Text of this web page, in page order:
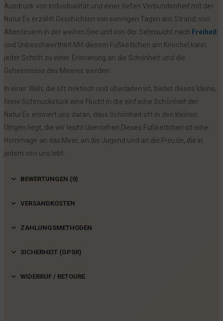
Ausdruck von Individualität und einer tiefen Verbundenheit mit der
Natur.Es erzählt Geschichten von sonnigen Tagen am Strand, von
Abenteuern in der weiten See und von der Sehnsucht nach Freiheit
und Unbeschwertheit.Mit diesem Fußkettchen am Knöchel kann
jeder Schritt zu einer Erinnerung an die Schönheit und die
Geheimnisse des Meeres werden.
In einer Welt, die oft hektisch und überladen ist, bietet dieses kleine,
feine Schmuckstück eine Flucht in die einfache Schönheit der
Natur.Es erinnert uns daran, dass Schönheit oft in den kleinen
Dingen liegt, die wir leicht übersehen.Dieses Fußkettchen ist eine
Hommage an das Meer, an die Jugend und an die Freude, die in
jedem von uns lebt.
BEWERTUNGEN (0)
VERSANDKOSTEN
ZAHLUNGSMETHODEN
SICHERHEIT (GPSR)
WIDERRUF / RETOURE